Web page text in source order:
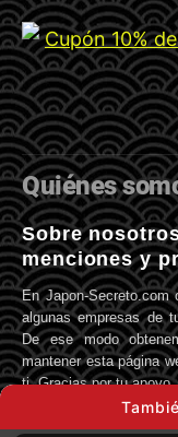
Quiénes
Sobre
menciones y
En Japon-Secreto.com
algunas empresas de
De ese modo
mantener esta página
ti. Gracias por tu apoyo.